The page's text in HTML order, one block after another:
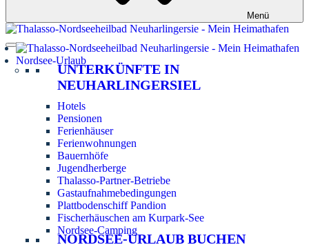
Menü
Nordsee-Urlaub
UNTERKÜNFTE IN
NEUHARLINGERSIEL
Hotels
Pensionen
Ferienhäuser
Ferienwohnungen
Bauernhöfe
Jugendherberge
Thalasso-Partner-Betriebe
Gastaufnahmebedingungen
Plattbodenschiff Pandion
Fischerhäuschen am Kurpark-See
Nordsee-Camping
NORDSEE-URLAUB BUCHEN